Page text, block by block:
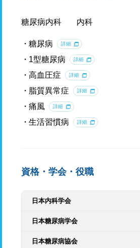
糖尿病内科 内科
糖尿病 詳細
1型糖尿病 詳細
高血圧症 詳細
脂質異常症 詳細
痛風 詳細
生活習慣病 詳細
資格・学会・役職
日本内科学会
日本糖尿病学会
日本糖尿病協会